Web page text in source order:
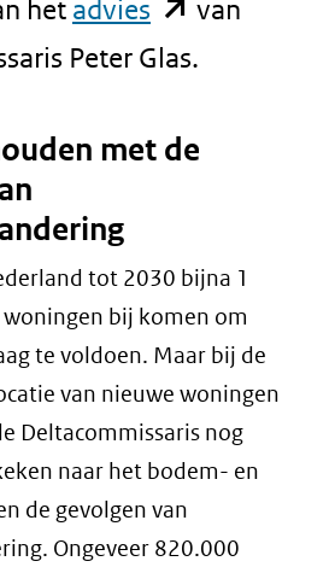
het advies (opent
in
venster)
andere
website)
van
Peter Glas.
met de
tot 2030 bijna 1
bij komen om
te voldoen. Maar bij de
van nieuwe woningen
Deltacommissaris nog
naar het bodem- en
de gevolgen van
Ongeveer 820.000